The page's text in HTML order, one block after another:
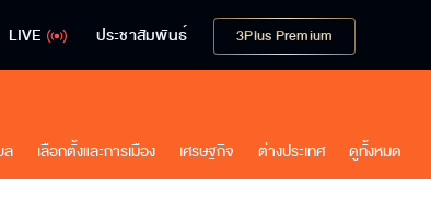
LIVE ประชาสัมพันธ์ 3Plus Premium
ล เลือกตั้งและการเมือง เศรษฐกิจ ต่างประเทศ ดูทั้งหมด